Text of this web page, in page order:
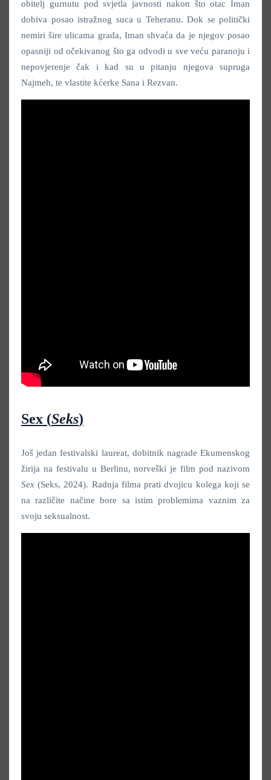
obitelj gurnutu pod svjetla javnosti nakon što otac Iman
dobiva posao istražnog suca u Teheranu. Dok se politički
nemiri šire ulicama grada, Iman shvaća da je njegov posao
opasniji od očekivanog što ga odvodi u sve veću paranoju i
nepovjerenje čak i kad su u pitanju njegova supruga
Najmeh, te vlastite kćerke Sana i Rezvan.
Sex (Seks)
Još jedan festivalski laureat, dobitnik nagrade Ekumenskog
žirija na festivalu u Berlinu, norveški je film pod nazivom
Sex(Seks, 2024). Radnja filma prati dvojicu kolega koji se
na različite načine bore sa istim problemima vaznim za
svoju seksualnost.